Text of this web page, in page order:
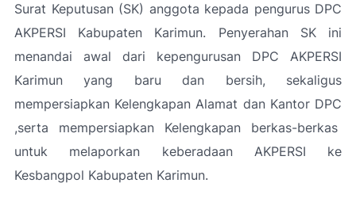
Surat Keputusan (SK) anggota kepada pengurus DPC
AKPERSI Kabupaten Karimun. Penyerahan SK ini
menandai awal dari kepengurusan DPC AKPERSI
Karimun yang baru dan bersih, sekaligus
mempersiapkan Kelengkapan Alamat dan Kantor DPC
,serta mempersiapkan Kelengkapan berkas-berkas
untuk melaporkan keberadaan AKPERSI ke
Kesbangpol Kabupaten Karimun.